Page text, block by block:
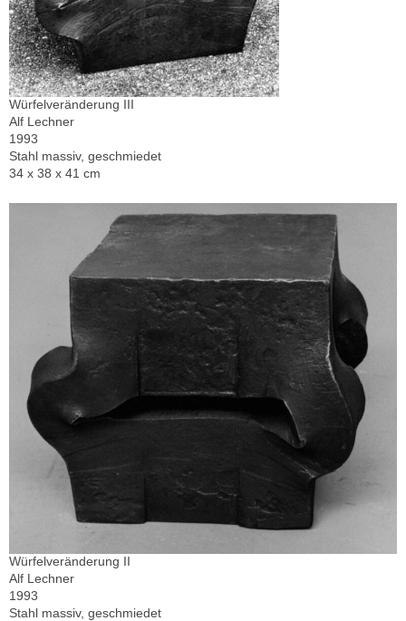
Würfelveränderung III
Alf Lechner
1993
Stahl massiv, geschmiedet
34 x 38 x 41 cm
Würfelveränderung II
Alf Lechner
1993
Stahl massiv, geschmiedet